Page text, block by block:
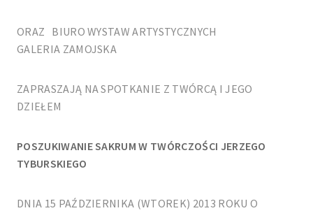
ORAZ BIURO WYSTAW ARTYSTYCZNYCH
GALERIA ZAMOJSKA
ZAPRASZAJĄ NA SPOTKANIE Z TWÓRCĄ I JEGO
DZIEŁEM
POSZUKIWANIE SAKRUM W TWÓRCZOŚCI JERZEGO
TYBURSKIEGO
DNIA 15 PAŹDZIERNIKA (WTOREK) 2013 ROKU O